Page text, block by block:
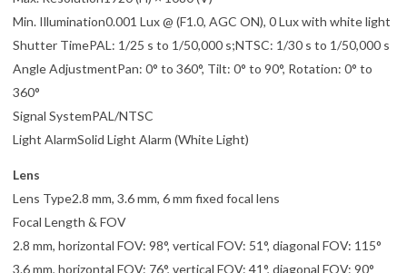
Min. Illumination0.001 Lux @ (F1.0, AGC ON), 0 Lux with white light
Shutter TimePAL: 1/25 s to 1/50,000 s;NTSC: 1/30 s to 1/50,000 s
Angle AdjustmentPan: 0° to 360°, Tilt: 0° to 90°, Rotation: 0° to
360°
Signal SystemPAL/NTSC
Light AlarmSolid Light Alarm (White Light)
Lens
Lens Type2.8 mm, 3.6 mm, 6 mm fixed focal lens
Focal Length & FOV
2.8 mm, horizontal FOV: 98°, vertical FOV: 51°, diagonal FOV: 115°
3.6 mm, horizontal FOV: 76°, vertical FOV: 41°, diagonal FOV: 90°